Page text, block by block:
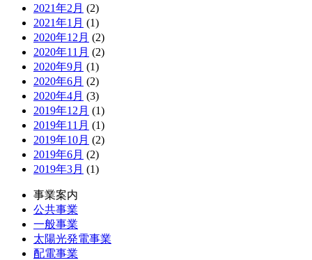
2021年2月 (2)
2021年1月 (1)
2020年12月 (2)
2020年11月 (2)
2020年9月 (1)
2020年6月 (2)
2020年4月 (3)
2019年12月 (1)
2019年11月 (1)
2019年10月 (2)
2019年6月 (2)
2019年3月 (1)
事業案内
公共事業
一般事業
太陽光発電事業
配電事業